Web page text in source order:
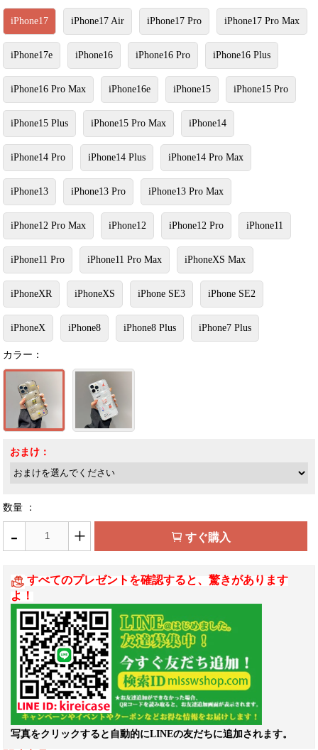
iPhone17 iPhone17 Air iPhone17 Pro iPhone17 Pro Max
iPhone17e iPhone16 iPhone16 Pro iPhone16 Plus
iPhone16 Pro Max iPhone16e iPhone15 iPhone15 Pro
iPhone15 Plus iPhone15 Pro Max iPhone14
iPhone14 Pro iPhone14 Plus iPhone14 Pro Max
iPhone13 iPhone13 Pro iPhone13 Pro Max
iPhone12 Pro Max iPhone12 iPhone12 Pro iPhone11
iPhone11 Pro iPhone11 Pro Max iPhoneXS Max
iPhoneXR iPhoneXS iPhone SE3 iPhone SE2
iPhoneX iPhone8 iPhone8 Plus iPhone7 Plus
カラー：
おまけ：
数量 ：
- + すぐ購入
すべてのプレゼントを確認すると、驚きがあります
よ！
写真をクリックすると自動的にLINEの友だちに追加されます。